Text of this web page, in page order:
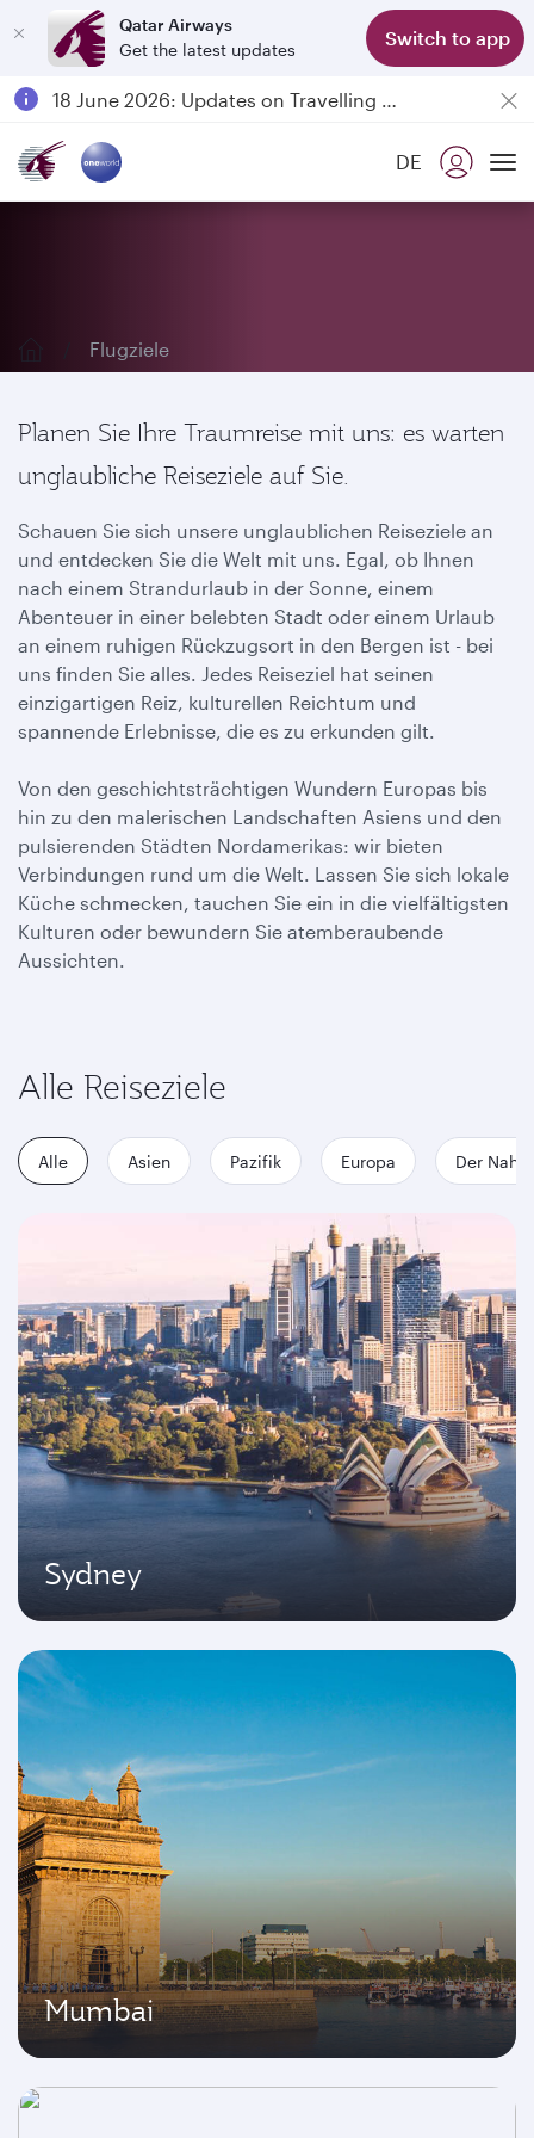
Qatar Airways
Get the latest updates
Switch to app
Passengers flying between Doha and Auckland on QR914 and QR915
18 June 2026: Updates on Travelling with Power Banks
DE
Erkunden Sie unsere Reiseziele
Flugziele
Planen Sie Ihre Traumreise mit uns: es warten
unglaubliche Reiseziele auf Sie.
Schauen Sie sich unsere unglaublichen Reiseziele an
und entdecken Sie die Welt mit uns. Egal, ob Ihnen
nach einem Strandurlaub in der Sonne, einem
Abenteuer in einer belebten Stadt oder einem Urlaub
an einem ruhigen Rückzugsort in den Bergen ist - bei
uns finden Sie alles. Jedes Reiseziel hat seinen
einzigartigen Reiz, kulturellen Reichtum und
spannende Erlebnisse, die es zu erkunden gilt.
Von den geschichtsträchtigen Wundern Europas bis
hin zu den malerischen Landschaften Asiens und den
pulsierenden Städten Nordamerikas: wir bieten
Verbindungen rund um die Welt. Lassen Sie sich lokale
Küche schmecken, tauchen Sie ein in die vielfältigsten
Kulturen oder bewundern Sie atemberaubende
Aussichten.
Alle Reiseziele
Alle Asien Pazifik Europa Der Nahe
Sydney
Mumbai